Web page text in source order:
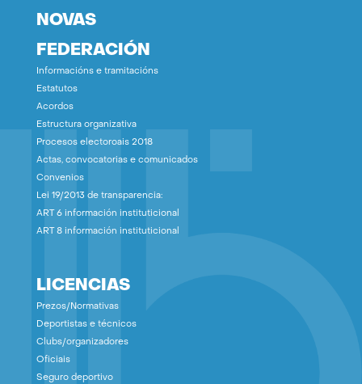
NOVAS
FEDERACIÓN
Informacións e tramitacións
Estatutos
Acordos
Estructura organizativa
Procesos electoroais 2018
Actas, convocatorias e comunicados
Convenios
Lei 19/2013 de transparencia:
ART 6 información instituticional
ART 8 información instituticional
LICENCIAS
Prezos/Normativas
Deportistas e técnicos
Clubs/organizadores
Oficiais
Seguro deportivo